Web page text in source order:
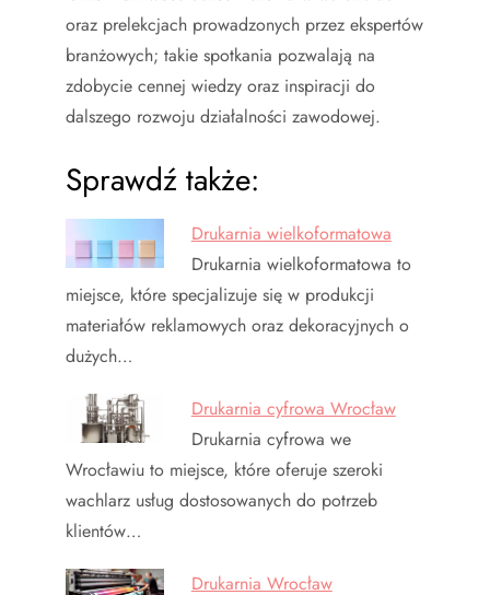
oraz prelekcjach prowadzonych przez ekspertów
branżowych; takie spotkania pozwalają na
zdobycie cennej wiedzy oraz inspiracji do
dalszego rozwoju działalności zawodowej.
Sprawdź także:
Drukarnia wielkoformatowa
Drukarnia wielkoformatowa to
miejsce, które specjalizuje się w produkcji
materiałów reklamowych oraz dekoracyjnych o
dużych…
Drukarnia cyfrowa Wrocław
Drukarnia cyfrowa we
Wrocławiu to miejsce, które oferuje szeroki
wachlarz usług dostosowanych do potrzeb
klientów…
Drukarnia Wrocław